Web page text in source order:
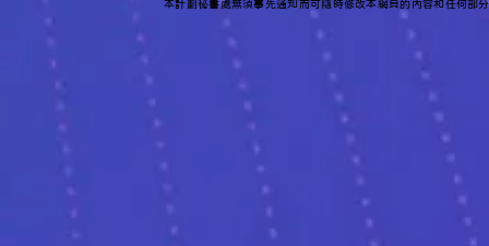
本計劃秘書處無須事先通知而可隨時修改本網頁的內容和任何部